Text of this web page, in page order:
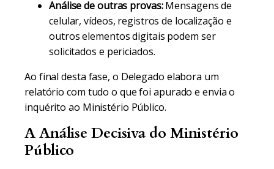
Análise de outras provas:Mensagens de
celular, vídeos, registros de localização e
outros elementos digitais podem ser
solicitados e periciados.
Ao final desta fase, o Delegado elabora um
relatório com tudo o que foi apurado e envia o
inquérito ao Ministério Público.
A Análise Decisiva do Ministério
Público